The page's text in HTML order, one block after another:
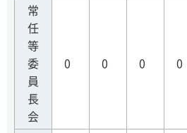
常
任
等
委
員
長
会
0 0 0 0